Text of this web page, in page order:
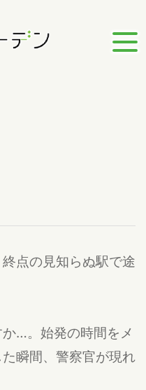
点の見知らぬ駅で途
…。始発の時間をメ
瞬間、警察官が現れ